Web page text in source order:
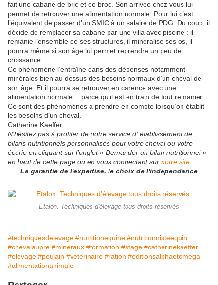
fait une cabane de bric et de broc. Son arrivée chez vous lui
permet de retrouver une alimentation normale. Pour lui c’est
l’équivalent de passer d’un SMIC à un salaire de PDG. Du coup, il
décide de remplacer sa cabane par une villa avec piscine : il
remanie l’ensemble de ses structures, il minéralise ses os, il
pourra même si son âge lui permet reprendre un peu de
croissance.
Ce phénomène l’entraîne dans des dépenses notamment
minérales bien au dessus des besoins normaux d’un cheval de
son âge. Et il pourra se retrouver en carence avec une
alimentation normale… parce qu’il est en train de tout remanier.
Ce sont des phénomènes à prendre en compte lorsqu’on établit
les besoins d’un cheval.
Catherine Kaeffer
N'hésitez pas à profiter de notre service d' établissement de
bilans nutritionnels personnalisés pour votre cheval ou votre
écurie en cliquant sur l’onglet « Demander un bilan nutritionnel »
en haut de cette page ou en vous connectant sur notre site
La garantie de l'expertise, le choix de l'indépendance
Etalon. Techniques d'élevage tous droits réservés
#techniquesdelevage #nutritionequine #nutritionnisteequin
#chevalaupre #mineraux #formation #stage #catherinekaeffer
#elevage #poulain #veterinaire #ration #editionsalphaetomega
#alimentationanimale